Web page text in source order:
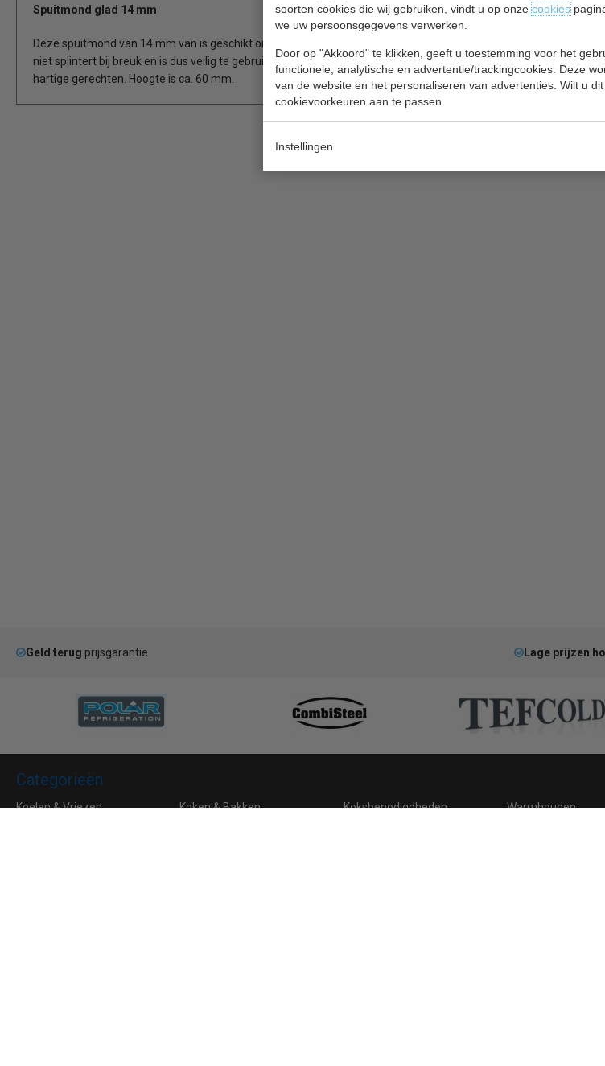
soorten cookies die wij gebruiken, vindt u op onzecookies
we uw persoonsgegevens verwerken.
Door op "Akkoord" te klikken, geeft u toestemming voor het
functionele, analytische en advertentie/trackingcookies. Deze
van de website en het personaliseren van advertenties. Wilt u
cookievoorkeuren aan te passen.
Instellingen
Spuitmond glad 14 mm
Deze spuitmond van 14 mm van is geschikt om mee te schrijven. De spuitmond is gemaakt van polycarbonaat dat
niet splintert bij breuk en is dus veilig te gebruiken voor voedsel. Ideaal voor het decoreren van desserts maar ook
hartige gerechten. Hoogte is ca. 60 mm.
Geld terug prijsgarantie Lage prijzen
Categorieën
Koelen & Vriezen Koken & Bakken Koksbenodigdheden
Warmhouden